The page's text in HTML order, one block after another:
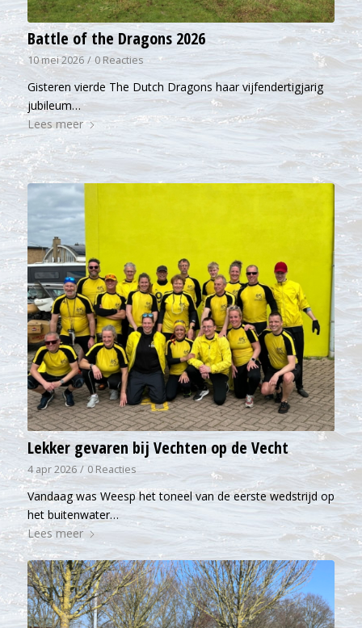
Battle of the Dragons 2026
10 mei 2026 / 0 Reacties
Gisteren vierde The Dutch Dragons haar vijfendertigjarig
jubileum…
Lees meer
Lekker gevaren bij Vechten op de Vecht
4 apr 2026 / 0 Reacties
Vandaag was Weesp het toneel van de eerste wedstrijd op
het buitenwater…
Lees meer